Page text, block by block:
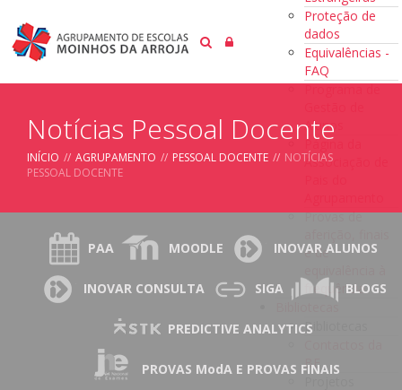
Proteção de
dados
Equivalências -
FAQ
Programa de
Alunos
Página da
Associação de
Provas de
e de
frequência
Bibliotecas
Bibliotecas
BE
Notícias Pessoal Docente
INÍCIO // AGRUPAMENTO // PESSOAL DOCENTE // NOTÍCIAS
PESSOAL DOCENTE
PAA MOODLE INOVAR ALUNOS
INOVAR CONSULTA SIGA BLOGS
PREDICTIVE ANALYTICS
PROVAS ModA E PROVAS FINAIS